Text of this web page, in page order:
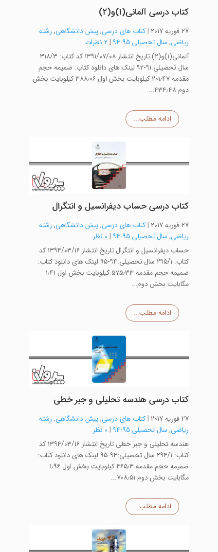
کتاب درسی آلمانی(۱)و(۲)
27 فوریه 2017 |کتاب های درسی,پیش دانشگاهی, رشته
ریاضی, سال تحصیلی 95-94 |2 نظرات
آلمانی(۱)و(۲) تاریخ انتشار ۱۳۹۱/۰۷/۰۸ کد کتاب: ۳۱۸/۳
سال تحصیلی:۹۱-۹۲ لینک های دانلود کتاب: ضمیمه حجم
مقدمه ۲۰۱٫۴۷ کیلوبایت بخش اول ۳۸۸٫۰۶ کیلوبایت بخش
دوم ۴۳۴٫۴۸...
ادامه مطلب...
کتاب درسی حساب دیفرانسیل و انتگرال
27 فوریه 2017 |کتاب های درسی,پیش دانشگاهی, رشته
ریاضی, سال تحصیلی 95-94 | 0 نظر
حساب دیفرانسیل و انتگرال تاریخ انتشار ۱۳۹۴/۰۳/۱۶ کد
کتاب: ۲۹۵/۱ سال تحصیلی:۹۴-۹۵ لینک های دانلود کتاب:
ضمیمه حجم مقدمه ۵۷۵٫۳۳ کیلوبایت بخش اول ۱٫۴۱
مگابایت بخش دوم...
ادامه مطلب...
کتاب درسی هندسه تحلیلی و جبر خطی
27 فوریه 2017 |کتاب های درسی,پیش دانشگاهی, رشته
ریاضی, سال تحصیلی 95-94 | 0 نظر
هندسه تحلیلی و جبر خطی تاریخ انتشار ۱۳۹۴/۰۳/۱۶ کد
کتاب: ۲۹۴/۱ سال تحصیلی:۹۴-۹۵ لینک های دانلود کتاب:
ضمیمه حجم مقدمه ۴۶۵٫۳ کیلوبایت بخش اول ۱٫۹۶
مگابایت بخش دوم ۷۰۸٫۵۱...
ادامه مطلب...